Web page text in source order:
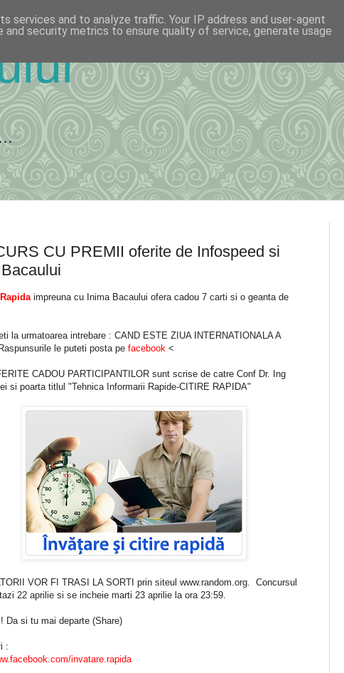
CU PREMII oferite de Infospeed si
impreuna cu Inima Bacaului ofera cadou 7 carti si o geanta de
la urmatoarea intrebare : CAND ESTE ZIUA INTERNATIONALA A
le puteti posta pe facebook <
CADOU PARTICIPANTILOR sunt scrise de catre Conf Dr. Ing
si poarta titlul "Tehnica Informarii Rapide-CITIRE RAPIDA"
VOR FI TRASI LA SORTI prin siteul www.random.org. Concursul
22 aprilie si se incheie marti 23 aprilie la ora 23:59.
Da si tu mai departe (Share)
:
invatare.rapida
services and to analyze traffic. Your IP address and user-agent
and security metrics to ensure quality of service, generate usage